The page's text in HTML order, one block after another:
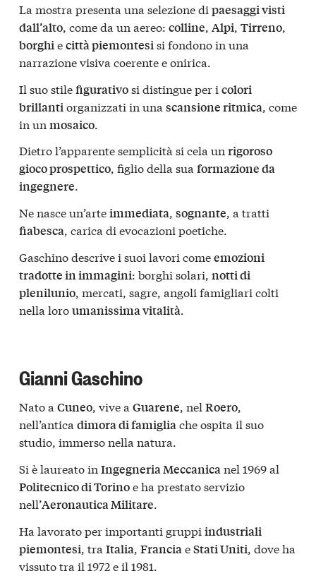
La mostra presenta una selezione di paesaggi visti
dall’alto, come da un aereo: colline, Alpi, Tirreno,
borghiecittà piemontesisi fondono in una
narrazione visiva coerente e onirica.
Il suo stilefigurativosi distingue per i colori
brillantiorganizzati in una scansione ritmica, come
in un mosaico.
Dietro l’apparente semplicità si cela un rigoroso
gioco prospettico, figlio della sua formazione da
ingegnere.
Ne nasce un’arteimmediata, sognante, a tratti
fiabesca, carica di evocazioni poetiche.
Gaschino descrive i suoi lavori comeemozioni
tradotte in immagini: borghi solari, notti di
plenilunio , mercati, sagre, angoli famigliari colti
nella loroumanissima vitalità
Gianni Gaschino
Nato a Cuneo, vive a Guarene, nel Roero,
nell’antica dimora di famigliache ospita il suo
studio, immerso nella natura.
Si è laureato in Ingegneria Meccanicanel 1969 al
Politecnico di Torinoe ha prestato servizio
nell’Aeronautica Militare.
Ha lavorato per importanti gruppi industriali
piemontesi , tra Italia Francia eStati Uniti , dove ha
vissuto tra il 1972 e il 1981.